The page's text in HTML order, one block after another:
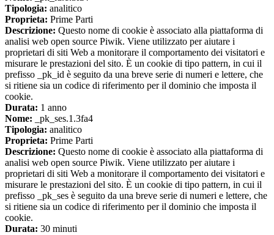
Tipologia: analitico
Proprieta: Prime Parti
Descrizione: Questo nome di cookie è associato alla piattaforma di
analisi web open source Piwik. Viene utilizzato per aiutare i
proprietari di siti Web a monitorare il comportamento dei visitatori e
misurare le prestazioni del sito. È un cookie di tipo pattern, in cui il
prefisso _pk_id è seguito da una breve serie di numeri e lettere, che
si ritiene sia un codice di riferimento per il dominio che imposta il
cookie.
Durata: 1 anno
Nome: _pk_ses.1.3fa4
Tipologia: analitico
Proprieta: Prime Parti
Descrizione: Questo nome di cookie è associato alla piattaforma di
analisi web open source Piwik. Viene utilizzato per aiutare i
proprietari di siti Web a monitorare il comportamento dei visitatori e
misurare le prestazioni del sito. È un cookie di tipo pattern, in cui il
prefisso _pk_ses è seguito da una breve serie di numeri e lettere, che
si ritiene sia un codice di riferimento per il dominio che imposta il
cookie.
Durata: 30 minuti